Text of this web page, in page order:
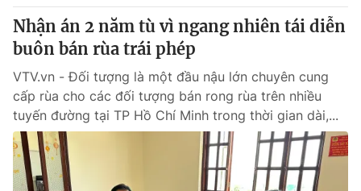
Nhận án 2 năm tù vì ngang nhiên tái diễn
buôn bán rùa trái phép
VTV.vn - Đối tượng là một đầu nậu lớn chuyên cung
cấp rùa cho các đối tượng bán rong rùa trên nhiều
tuyến đường tại TP Hồ Chí Minh trong thời gian dài,...